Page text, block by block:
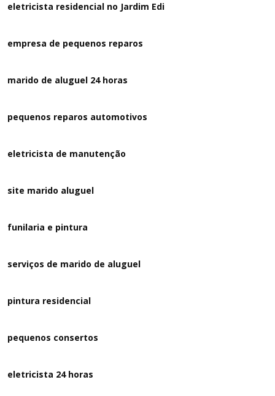
eletricista residencial no Jardim Edi
empresa de pequenos reparos
marido de aluguel 24 horas
pequenos reparos automotivos
eletricista de manutenção
site marido aluguel
funilaria e pintura
serviços de marido de aluguel
pintura residencial
pequenos consertos
eletricista 24 horas